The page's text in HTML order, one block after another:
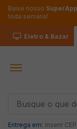
Baixe nosso SuperApp
toda semana!
Eletro & Bazar
Entrega em: Inserir CEP